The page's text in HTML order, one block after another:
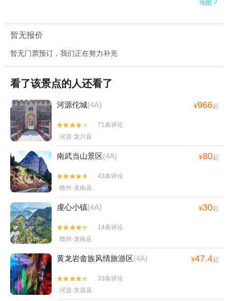
地图
暂无报价
暂无门票预订，我们正在努力补充
看了该景点的人还看了
河源佗城(4A) ¥966起


71条评论
河源·龙川县
南武当山景区(4A) ¥80起


43条评论
赣州·龙南县
虔心小镇(4A) ¥30起


14条评论
赣州·龙南县
黄龙岩畲族风情旅游区(4A) ¥47.4起


33条评论
河源·东源县